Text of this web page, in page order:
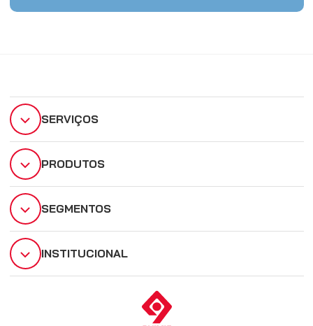
SERVIÇOS
PRODUTOS
SEGMENTOS
INSTITUCIONAL